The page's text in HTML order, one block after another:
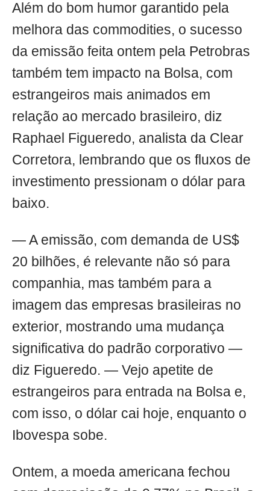
Além do bom humor garantido pela
melhora das commodities, o sucesso
da emissão feita ontem pela Petrobras
também tem impacto na Bolsa, com
estrangeiros mais animados em
relação ao mercado brasileiro, diz
Raphael Figueredo, analista da Clear
Corretora, lembrando que os fluxos de
investimento pressionam o dólar para
baixo.
— A emissão, com demanda de US$
20 bilhões, é relevante não só para
companhia, mas também para a
imagem das empresas brasileiras no
exterior, mostrando uma mudança
significativa do padrão corporativo —
diz Figueredo. — Vejo apetite de
estrangeiros para entrada na Bolsa e,
com isso, o dólar cai hoje, enquanto o
Ibovespa sobe.
Ontem, a moeda americana fechou